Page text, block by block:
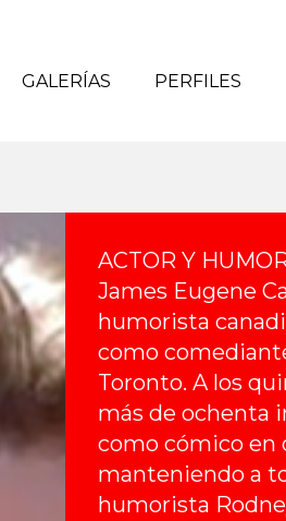
GALERÍAS PERFILES
ACTOR Y
James Eugene
humorista
como
Toronto. A los
más de ochenta
como cómico en
manteniendo a
humorista